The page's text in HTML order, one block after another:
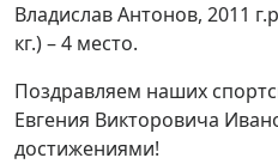
Владислав Антонов, 2011
кг.) – 4 место.
Поздравляем наших
Евгения Викторовича
достижениями!